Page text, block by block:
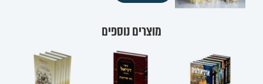
מוצרים נוספים